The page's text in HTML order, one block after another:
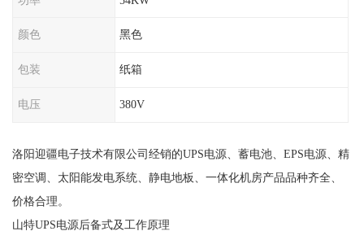
颜色 黑色
包装 纸箱
电压 380V
洛阳迎疆电子技术有限公司经销的UPS电源、蓄电池、EPS电源、精
密空调、太阳能发电系统、静电地板、一体化机房产品品种齐全、
价格合理。
山特UPS电源后备式及工作原理